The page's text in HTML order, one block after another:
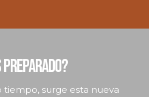
preparado?
surge esta nueva